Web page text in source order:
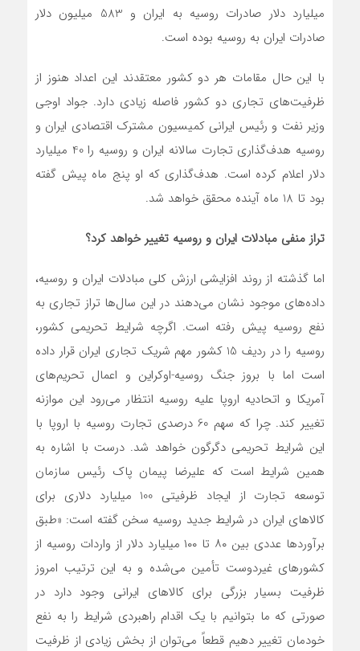
میلیارد دلار صادرات روسیه به ایران و 583 میلیون دلار
صادرات ایران به روسیه بوده است.
با این حال مقامات هر دو کشور معتقدند این اعداد هنوز از
ظرفیت‌های تجاری دو کشور فاصله زیادی دارد. جواد اوجی
وزیر نفت و رئیس ایرانی کمیسیون مشترک اقتصادی ایران و
روسیه هدف‌گذاری تجارت سالانه ایران و روسیه را 40 میلیارد
دلار اعلام کرده است. هدف‌گذاری که او پنج ماه پیش گفته
بود تا 18 ماه آینده محقق خواهد شد.
تراز منفی مبادلات ایران و روسیه تغییر خواهد کرد؟
اما گذشته از روند افزایشی ارزش کلی مبادلات ایران و روسیه،
داده‌های موجود نشان می‌دهند در این سال‌ها تراز تجاری به
نفع روسیه پیش رفته است. اگرچه شرایط تحریمی کشور،
روسیه را در ردیف 15 کشور مهم شریک تجاری ایران قرار داده
است اما با بروز جنگ روسیه-اوکراین و اعمال تحریم‌های
آمریکا و اتحادیه اروپا علیه روسیه انتظار می‌رود این موازنه
تغییر کند. چرا که سهم 60 درصدی تجارت روسیه با اروپا با
این شرایط تحریمی دگرگون خواهد شد. درست با اشاره به
همین شرایط است که علیرضا پیمان پاک رئیس سازمان
توسعه تجارت از ایجاد ظرفیتی 100 میلیارد دلاری برای
کالاهای ایران در شرایط جدید روسیه سخن گفته است: «طبق
برآوردها عددی بین ۸۰ تا ۱۰۰ میلیارد دلار از واردات روسیه از
کشورهای غیردوست تأمین می‌شده و به این ترتیب امروز
ظرفیت بسیار بزرگی برای کالاهای ایرانی وجود دارد در
صورتی که ما بتوانیم با یک اقدام راهبردی شرایط را به نفع
خودمان تغییر دهیم قطعاً می‌توان از بخش زیادی از ظرفیت